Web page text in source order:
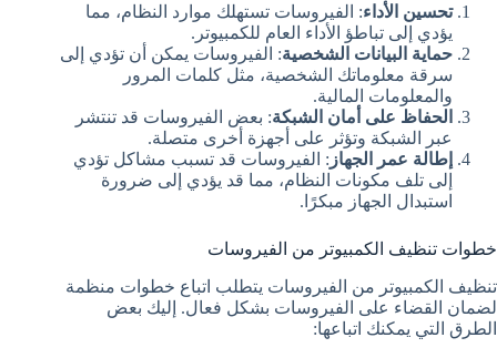
تحسين الأداء: الفيروسات تستهلك موارد النظام، مما
يؤدي إلى تباطؤ الأداء العام للكمبيوتر.
حماية البيانات الشخصية: الفيروسات يمكن أن تؤدي إلى
سرقة معلوماتك الشخصية، مثل كلمات المرور
والمعلومات المالية.
الحفاظ على أمان الشبكة: بعض الفيروسات قد تنتشر
عبر الشبكة وتؤثر على أجهزة أخرى متصلة.
إطالة عمر الجهاز : الفيروسات قد تسبب مشاكل تؤدي
إلى تلف مكونات النظام، مما قد يؤدي إلى ضرورة
استبدال الجهاز مبكرًا.
خطوات تنظيف الكمبيوتر من الفيروسات
تنظيف الكمبيوتر من الفيروسات يتطلب اتباع خطوات منظمة
لضمان القضاء على الفيروسات بشكل فعال. إليك بعض
الطرق التي يمكنك اتباعها: